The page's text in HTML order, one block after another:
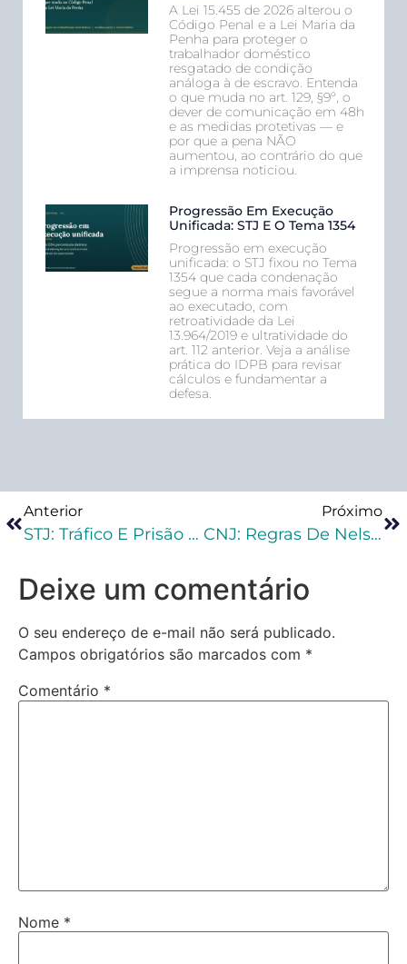
A Lei 15.455 de 2026 alterou o
Código Penal e a Lei Maria da
Penha para proteger o
trabalhador doméstico
resgatado de condição
análoga à de escravo. Entenda
o que muda no art. 129, §9º, o
dever de comunicação em 48h
e as medidas protetivas — e
por que a pena NÃO
aumentou, ao contrário do que
a imprensa noticiou.
Progressão Em Execução
Unificada: STJ E O Tema 1354
Progressão em execução
unificada: o STJ fixou no Tema
1354 que cada condenação
segue a norma mais favorável
ao executado, com
retroatividade da Lei
13.964/2019 e ultratividade do
art. 112 anterior. Veja a análise
prática do IDPB para revisar
cálculos e fundamentar a
defesa.
Anterior
STJ: Tráfico E Prisão Em Flagrante
Próximo
CNJ: Regras De Nelson Mandela Para Tratamento De Pessoas Presas São Tema De Curso On-Line
Deixe um comentário
O seu endereço de e-mail não será publicado.
Campos obrigatórios são marcados com *
Comentário *
Nome *